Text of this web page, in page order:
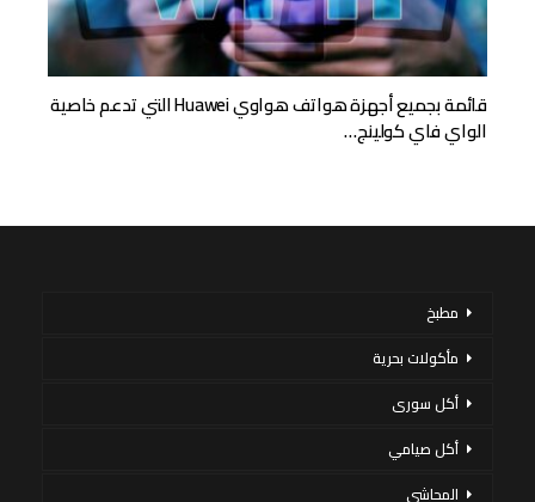
قائمة بجميع أجهزة هواتف هواوي Huawei التي تدعم خاصية
الواي فاي كولينج…
مطبخ
مأكولات بحرية
أكل سورى
أكل صيامي
المحاشي